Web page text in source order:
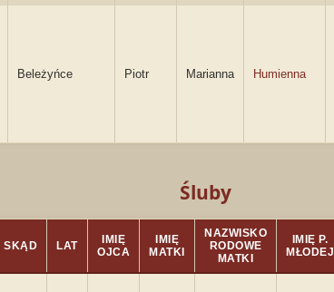
Beleżyńce Piotr Marianna Humienna
Śluby
SKĄD LAT
IMIĘ
OJCA
IMIĘ
MATKI
NAZWISKO
RODOWE
MATKI
IMIĘ P.
MŁODEJ